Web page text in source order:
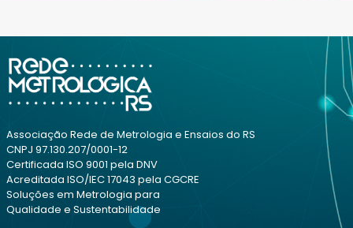
Associação Rede de Metrologia e Ensaios do RS
CNPJ 97.130.207/0001-12
Certificada ISO 9001 pela DNV
Acreditada ISO/IEC 17043 pela CGCRE
Soluções em Metrologia para
Qualidade e Sustentabilidade